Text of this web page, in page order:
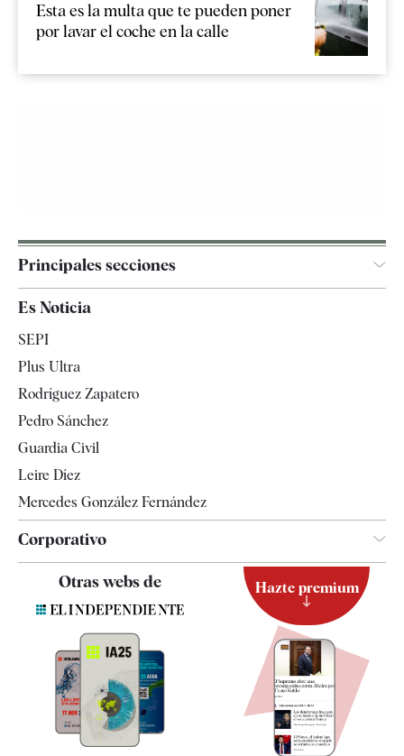
Esta es la multa que te pueden poner
por lavar el coche en la calle
Principales secciones
Televisión
Es Noticia
SEPI
Plus Ultra
Rodríguez Zapatero
Pedro Sánchez
Guardia Civil
Leire Díez
Mercedes González Fernández
Corporativo
Quiénes somos
Especificaciones
Otras webs de Hazte premium